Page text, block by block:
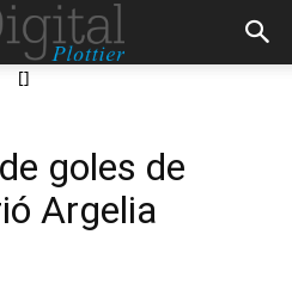
[]
goles de
Argelia